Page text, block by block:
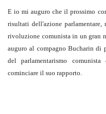
E io mi auguro che il prossimo
risultati dell'azione
rivoluzione comunista in un gran
auguro al compagno Bucharin di
del parlamentarismo
cominciare il suo rapporto.